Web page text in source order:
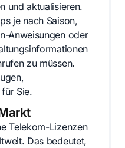
und aktualisieren.
je nach Saison,
Anweisungen oder
zu müssen.
Sie.
Telekom-Lizenzen
Das bedeutet,